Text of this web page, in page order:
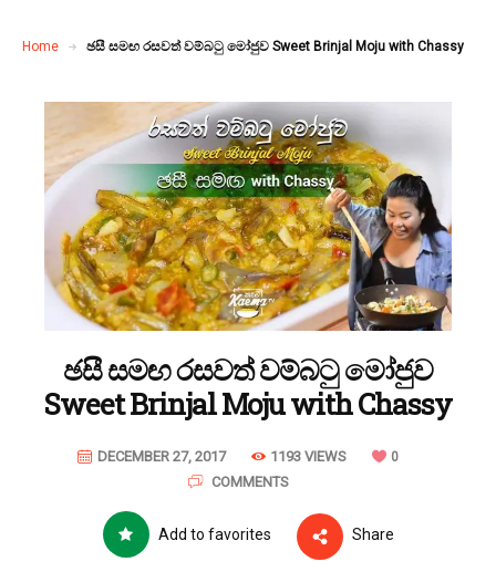
Home ඡසී සමඟ රසවත් වම්බටු මෝජුව Sweet Brinjal Moju with Chassy
ඡසී සමඟ රසවත් වම්බටු මෝජුව
Sweet Brinjal Moju with Chassy
DECEMBER 27, 2017 1193 VIEWS 0
COMMENTS
Add to favorites Share